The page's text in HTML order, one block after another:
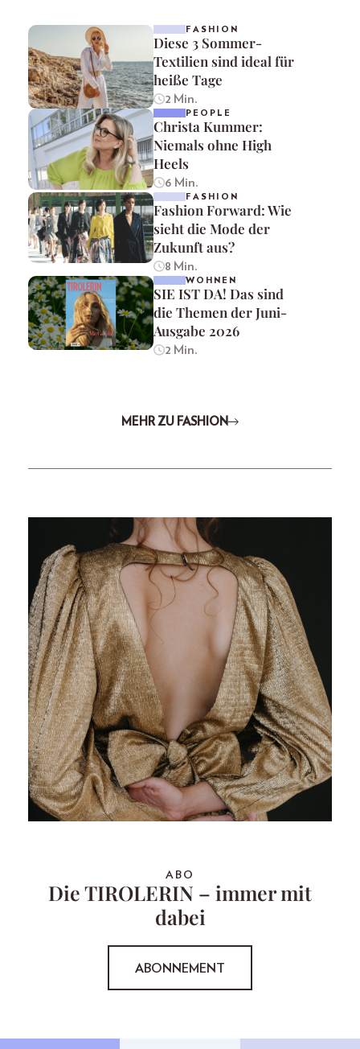
FASHION
Diese 3 Sommer-
Textilien sind ideal für
heiße Tage
2 Min.
PEOPLE
Christa Kummer:
Niemals ohne High
Heels
6 Min.
FASHION
Fashion Forward: Wie
sieht die Mode der
Zukunft aus?
8 Min.
WOHNEN
SIE IST DA! Das sind
die Themen der Juni-
Ausgabe 2026
2 Min.
MEHR ZU FASHION
ABO
Die TIROLERIN – immer mit
dabei
ABONNEMENT